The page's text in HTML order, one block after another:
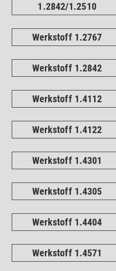
1.2842/1.2510
Werkstoff 1.2767
Werkstoff 1.2842
Werkstoff 1.4112
Werkstoff 1.4122
Werkstoff 1.4301
Werkstoff 1.4305
Werkstoff 1.4404
Werkstoff 1.4571